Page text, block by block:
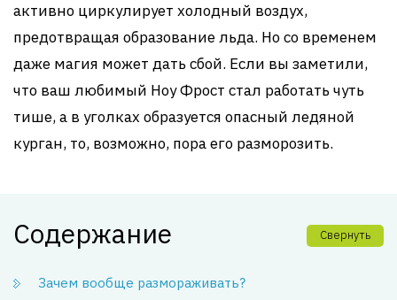
активно циркулирует холодный воздух,
предотвращая образование льда. Но со временем
даже магия может дать сбой. Если вы заметили,
что ваш любимый Ноу Фрост стал работать чуть
тише, а в уголках образуется опасный ледяной
курган, то, возможно, пора его разморозить.
Содержание Свернуть
Зачем вообще размораживать?